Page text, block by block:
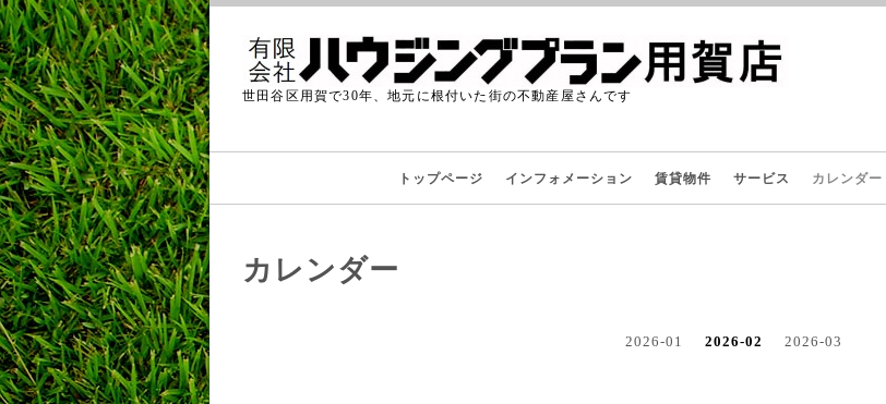
世田谷区用賀で30年、地元に根付いた街の不動産屋さんです
トップページ インフォメーション 賃貸物件 サービス カレンダー
カレンダー
2026-01 2026-02 2026-03